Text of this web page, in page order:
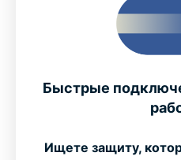
Быстрые
Ищете защиту,